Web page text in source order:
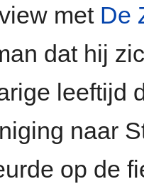
met De
dat hij
leeftijd
naar
op de